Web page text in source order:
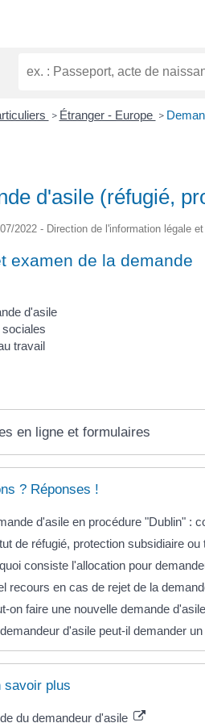
> Étranger - Europe >
d'asile (réfugié,
2022 - Direction de l'information légale
examen de la demande
d'asile
travail
en ligne et formulaires
? Réponses !
d'asile en procédure "Dublin" :
de réfugié, protection subsidiaire
consiste l'allocation pour
recours en cas de rejet de la
on faire une nouvelle demande
d'asile peut-il demander
savoir plus
du demandeur d'asile